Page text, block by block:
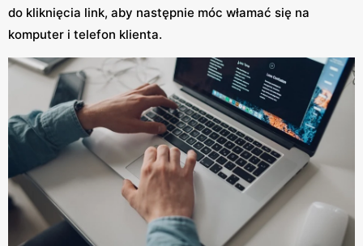
do kliknięcia link, aby następnie móc włamać się na
komputer i telefon klienta.